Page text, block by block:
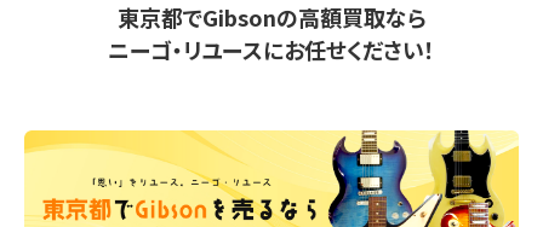
東京都でGibsonの高額買取なら
ニーゴ・リユースにお任せください！